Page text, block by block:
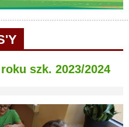
szk. 2023/2024